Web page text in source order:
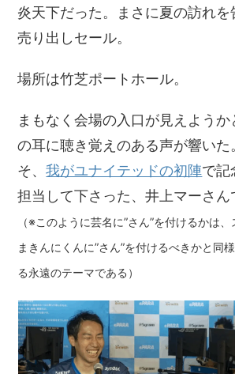
炎天下だった。まさに夏の訪れを
売り出しセール。
場所は竹芝ポートホール。
まもなく会場の入口が見えようか
の耳に聴き覚えのある声が響いた
そ、我がユナイテッドの初陣で記
担当して下さった、井上マーさん
（※このように芸名に”さん”を付けるかは
まきんにくんに”さん”を付けるべきかと同
る永遠のテーマである）